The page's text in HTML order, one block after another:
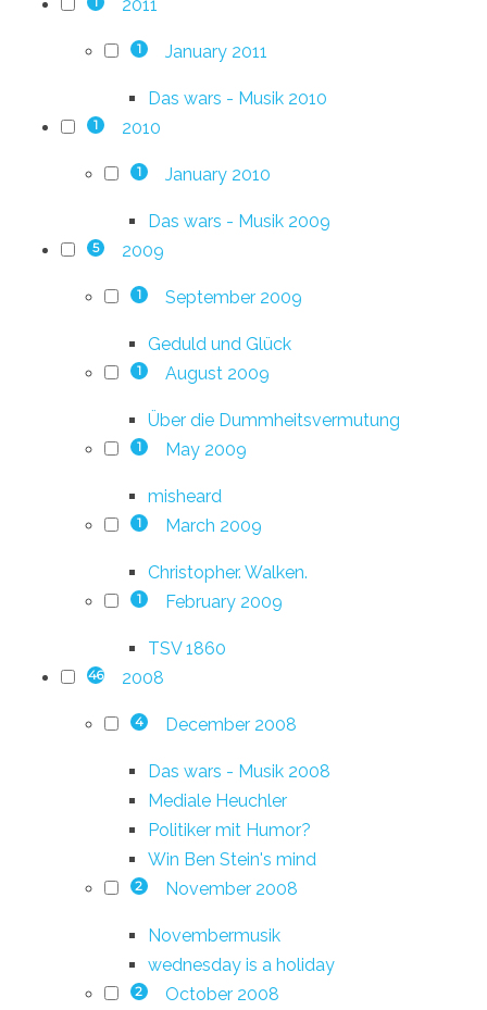
2011
1 January 2011
Das wars - Musik 2010
1 2010
1 January 2010
Das wars - Musik 2009
5 2009
1 September 2009
Geduld und Glück
1 August 2009
Über die Dummheitsvermutung
1 May 2009
misheard
1 March 2009
Christopher. Walken.
1 February 2009
TSV 1860
46 2008
4 December 2008
Das wars - Musik 2008
Mediale Heuchler
Politiker mit Humor?
Win Ben Stein's mind
2 November 2008
Novembermusik
wednesday is a holiday
2 October 2008